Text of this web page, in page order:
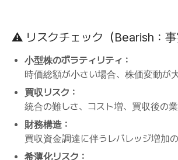
⚠️ リスクチェック（Bearish：事
小型株のボラティリティ：
時価総額が小さい場合、株価変動が
買収リスク：
統合の難しさ、コスト増、買収後の
財務構造：
買収資金調達に伴うレバレッジ増加
希薄化リスク：